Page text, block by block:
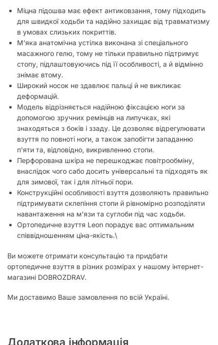
Міцна підошва має ефект антиковзання, тому підходить
для швидкої ходьби та надійно захищає від травматизму
в умовах слизьких покриттів.
М’яка анатомічна устілка виконана зі спеціального
масажного гелю, тому не тільки правильно підтримує
стопу, підлаштовуючись під її особливості, а й відмінно
знімає втому.
Широкий носок не здавлює пальці й не викликає
деформацій.
Модель відрізняється надійною фіксацією ноги за
допомогою зручних ремінців на липучках, які
знаходяться з боків і ззаду. Це дозволяє відрегулювати
взуття по повноті ноги, а також запобігти западанню
п’яти та, відповідно, викривленню стопи.
Перфорована шкіра не перешкоджає повітрообміну,
внаслідок чого сабо досить універсальні та підходять як
для зимової, так і для літньої пори.
Конструкційні особливості взуття дозволяють правильно
підтримувати склепіння стопи й рівномірно розподіляти
навантаження на м’язи та суглоби під час ходьби.
Ортопедичне взуття Leon порадує вас оптимальним
співвідношенням ціна-якість.\
Ви можете отримати консультацію та придбати
ортопедичне взуття в різних розмірах у нашому інтернет-
магазині DOBROZDRAV.
Ми доставимо Ваше замовлення по всій Україні.
Додаткова інформація